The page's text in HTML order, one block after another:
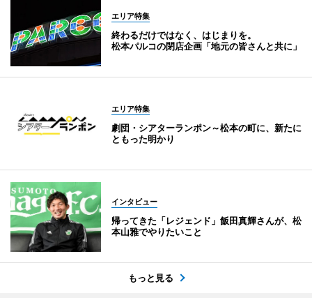
エリア特集
終わるだけではなく、はじまりを。
松本パルコの閉店企画「地元の皆さんと共に」
エリア特集
劇団・シアターランポン～松本の町に、新たに
ともった明かり
インタビュー
帰ってきた「レジェンド」飯田真輝さんが、松
本山雅でやりたいこと
もっと見る